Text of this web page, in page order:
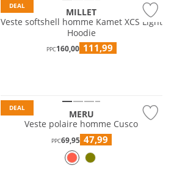
DEAL
MILLET
Veste softshell homme Kamet XCS Light
Hoodie
PPC160,00 111,99
DEAL
MERU
Veste polaire homme Cusco
PPC69,95 47,99